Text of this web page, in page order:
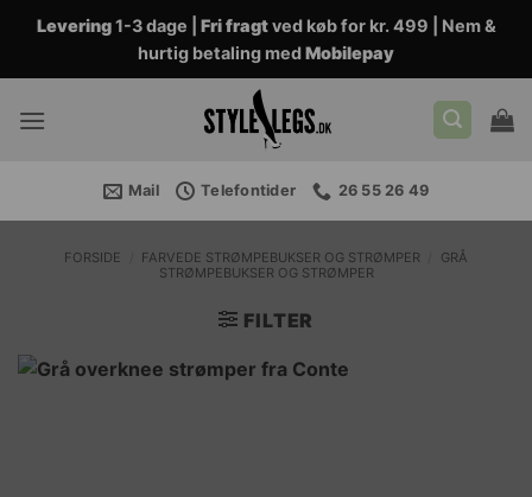
Fortsæt
indhold
Levering1-3 dage | Fri fragtved køb for kr. 499 | Nem &
hurtig betaling medMobilepay
Mail Telefontider 26 55 26 49
FORSIDE FARVEDE STRØMPEBUKSER OG STRØMPER
GRÅ
STRØMPEBUKSER OG STRØMPER
FILTER